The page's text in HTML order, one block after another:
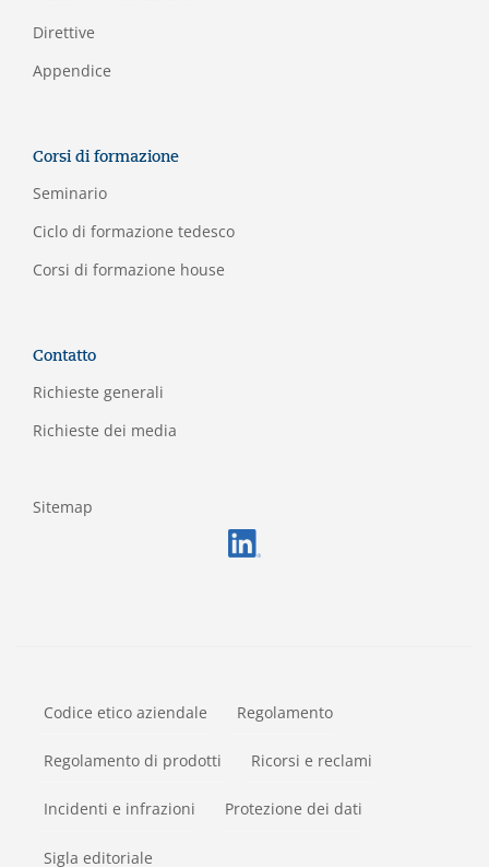
Direttive
Appendice
Corsi di formazione
Seminario
Ciclo di formazione tedesco
Corsi di formazione house
Contatto
Richieste generali
Richieste dei media
Sitemap
Codice etico aziendale Regolamento
Regolamento di prodotti Ricorsi e reclami
Incidenti e infrazioni Protezione dei dati
Sigla editoriale